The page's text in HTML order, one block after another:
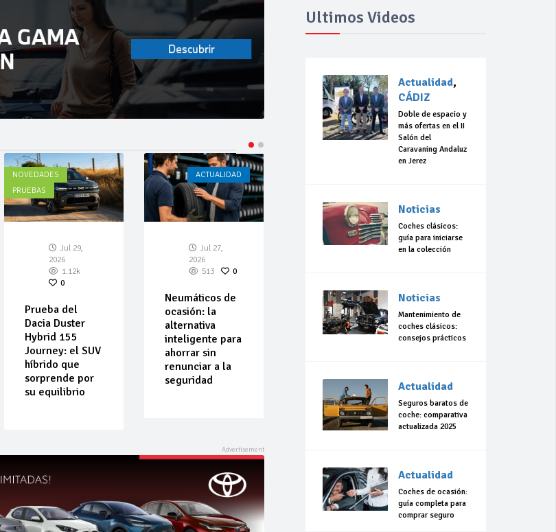
NOVEDADES
PRUEBAS
Jul 29,
2026
1.12k
0
Prueba del
Dacia Duster
Hybrid 155
Journey: el SUV
híbrido que
sorprende por
su equilibrio
ACTUALIDAD
Jul 27,
2026
513
0
Neumáticos de
ocasión: la
alternativa
inteligente para
ahorrar sin
renunciar a la
seguridad
Jul 23,
La 42ª Subida a
Vejer comienza
a perfilarse
con el sueño de
organizar una
carrera en
Ultimos Videos
Actualidad,
CÁDIZ
Doble de espacio y
más ofertas en el II
Salón del
Caravaning Andaluz
en Jerez
Noticias
Coches clásicos:
guía para iniciarse
en la colección
Noticias
Mantenimiento de
coches clásicos:
consejos prácticos
Actualidad
Seguros baratos de
coche: comparativa
actualizada 2025
Actualidad
Coches de ocasión:
guía completa para
comprar seguro